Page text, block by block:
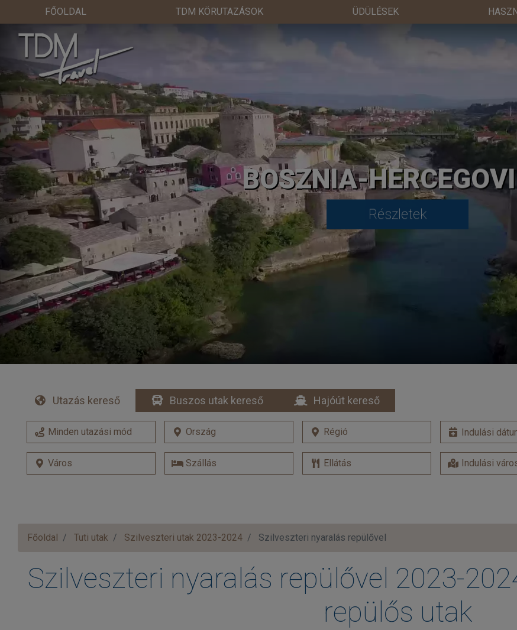
FŐOLDAL TDM KÖRUTAZÁSOK ÜDÜLÉSEK
BOSZNIA-
Részletek
Utazás kereső Buszos utak kereső Hajóút kereső
Főoldal Tuti utak Szilveszteri utak 2023-2024 Szilveszteri nyaralás repülővel
Szilveszteri nyaralás repülővel 2023-
repülős utak